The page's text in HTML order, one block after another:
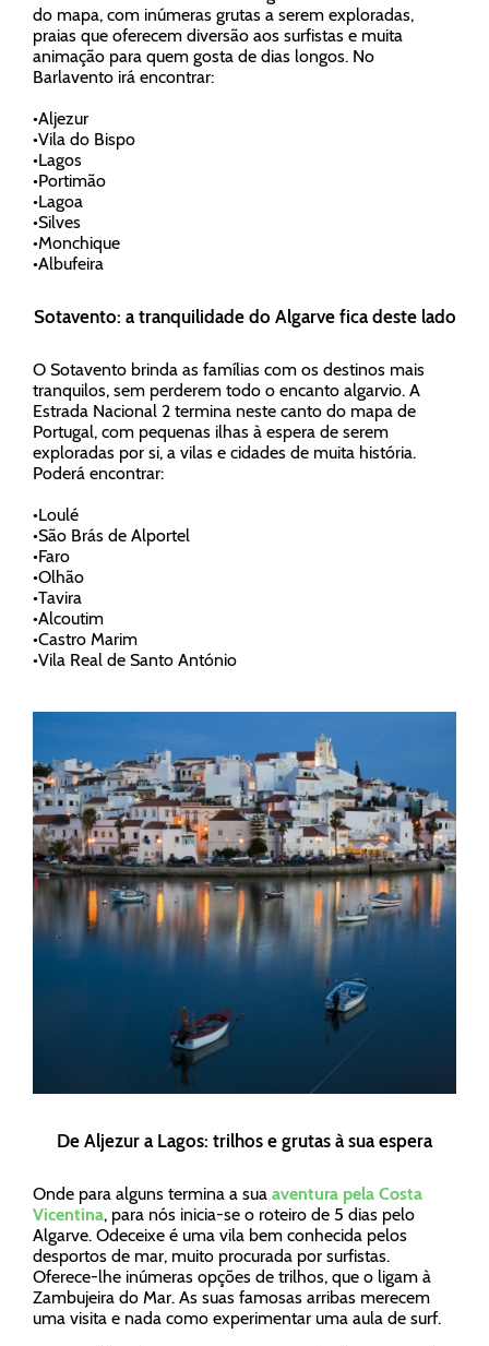
do mapa, com inúmeras grutas a serem exploradas,
praias que oferecem diversão aos surfistas e muita
animação para quem gosta de dias longos. No
Barlavento irá encontrar:
•Aljezur
•Vila do Bispo
•Lagos
•Portimão
•Lagoa
•Silves
•Monchique
•Albufeira
Sotavento: a tranquilidade do Algarve fica deste lado
O Sotavento brinda as famílias com os destinos mais
tranquilos, sem perderem todo o encanto algarvio. A
Estrada Nacional 2 termina neste canto do mapa de
Portugal, com pequenas ilhas à espera de serem
exploradas por si, a vilas e cidades de muita história.
Poderá encontrar:
•Loulé
•São Brás de Alportel
•Faro
•Olhão
•Tavira
•Alcoutim
•Castro Marim
•Vila Real de Santo António
De Aljezur a Lagos: trilhos e grutas à sua espera
Onde para alguns termina a sua aventura pela Costa
Vicentina, para nós inicia-se o roteiro de 5 dias pelo
Algarve. Odeceixe é uma vila bem conhecida pelos
desportos de mar, muito procurada por surfistas.
Oferece-lhe inúmeras opções de trilhos, que o ligam à
Zambujeira do Mar. As suas famosas arribas merecem
uma visita e nada como experimentar uma aula de surf.